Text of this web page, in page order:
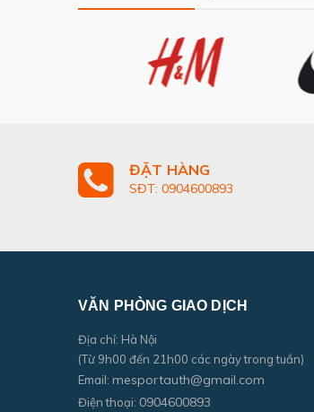
ĐẶT HÀNG
SĐT: 0904600893
VĂN PHÒNG GIAO DỊCH
Địa chỉ: Hà Nội
(Từ 9h00 đến 21h00 các ngày trong tuần)
Email: mesportauth@gmail.com
Điện thoại: 0904600893